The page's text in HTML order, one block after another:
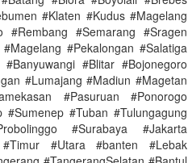
#Klaten #Kudus #Magelang
#Rembang #Semarang #Sragen
#Pekalongan #Salatiga
#Blitar #Bojonegoro
#Lumajang #Madiun #Magetan
#Pasuruan #Ponorogo
#Tuban #Tulungagung
#Surabaya #Jakarta
#Utara #banten #Lebak